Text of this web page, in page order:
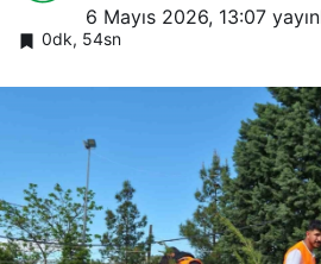
6 Mayıs 2026, 13:07
0dk, 54sn